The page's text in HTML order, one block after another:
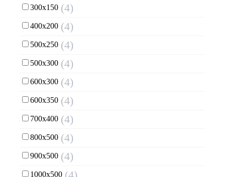
300х150 (4)
400х200 (4)
500х250 (4)
500х300 (4)
600х300 (4)
600х350 (4)
700х400 (4)
800х500 (4)
900х500 (4)
1000х500